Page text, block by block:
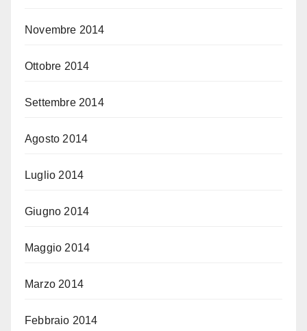
Novembre 2014
Ottobre 2014
Settembre 2014
Agosto 2014
Luglio 2014
Giugno 2014
Maggio 2014
Marzo 2014
Febbraio 2014